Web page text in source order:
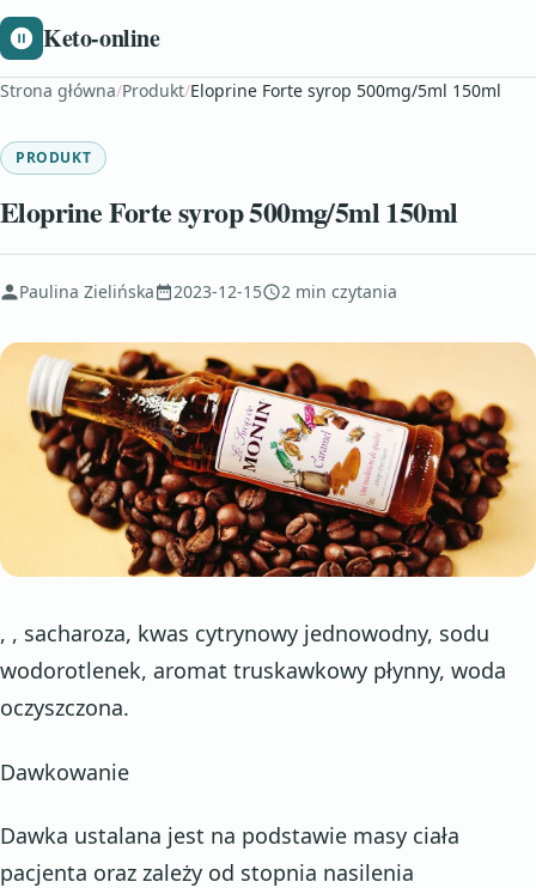
Keto-online
Strona główna/Produkt/Eloprine Forte syrop 500mg/5ml 150ml
PRODUKT
Eloprine Forte syrop 500mg/5ml 150ml
Paulina Zielińska 2023-12-15 2 min czytania
, , sacharoza, kwas cytrynowy jednowodny, sodu
wodorotlenek, aromat truskawkowy płynny, woda
oczyszczona.
Dawkowanie
Dawka ustalana jest na podstawie masy ciała
pacjenta oraz zależy od stopnia nasilenia